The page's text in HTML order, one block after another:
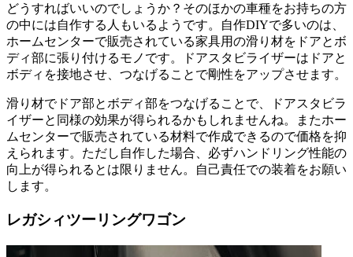
どうすればいいのでしょうか？そのほかの車種をお持ちの方
の中には自作する人もいるようです。自作DIYで多いのは、
ホームセンターで販売されている家具用の滑り材をドアとボ
ディ部に張り付けるモノです。ドアスタビライザーはドアと
ボディを接地させ、つなげることで剛性をアップさせます。
滑り材でドア部とボディ部をつなげることで、ドアスタビラ
イザーと同様の効果が得られるかもしれませんね。またホー
ムセンターで販売されている材料で作成できるので価格を抑
えられます。ただし自作した場合、必ずハンドリング性能の
向上が得られるとは限りません。自己責任での装着をお願い
します。
レガシィツーリングワゴン